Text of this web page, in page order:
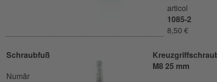
articol
1085-2
8,50 €
Schraubfuß
Număr
M8 25 mm